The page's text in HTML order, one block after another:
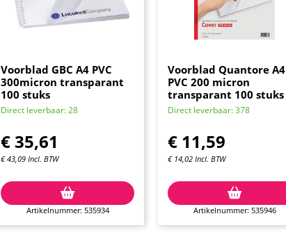
Voorblad GBC A4 PVC
300micron transparant
100 stuks
Direct leverbaar: 28
€ 35,61
€43,09 Incl. BTW
Artikelnummer: 535934
Voorblad Quantore A4
PVC 200 micron
transparant 100 stuks
Direct leverbaar: 378
€ 11,59
€ 14,02 Incl. BTW
Artikelnummer: 535946